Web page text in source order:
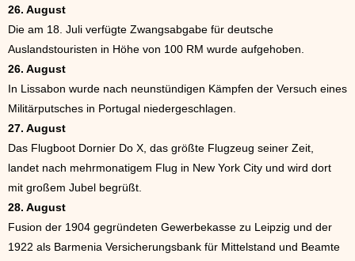
26. August
Die am 18. Juli verfügte Zwangsabgabe für deutsche
Auslandstouristen in Höhe von 100 RM wurde aufgehoben.
26. August
In Lissabon wurde nach neunstündigen Kämpfen der Versuch eines
Militärputsches in Portugal niedergeschlagen.
27. August
Das Flugboot Dornier Do X, das größte Flugzeug seiner Zeit,
landet nach mehrmonatigem Flug in New York City und wird dort
mit großem Jubel begrüßt.
28. August
Fusion der 1904 gegründeten Gewerbekasse zu Leipzig und der
1922 als Barmenia Versicherungsbank für Mittelstand und Beamte